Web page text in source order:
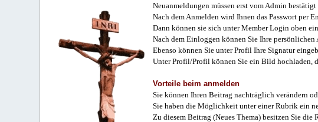
Neuanmeldungen müssen erst vom Admin bestätigt
Nach dem Anmelden wird Ihnen das Passwort per
Dann können sie sich unter Member Login oben
Nach dem Einloggen können Sie Ihre
Ebenso können Sie unter Profil Ihre Signatur
Unter Profil/Profil können Sie ein Bild hochladen,
Vorteile beim anmelden
Sie können Ihren Beitrag nachträglich verändern
Sie haben die Möglichkeit unter einer Rubrik ein
Zu diesem Beitrag (Neues Thema) besitzen Sie die